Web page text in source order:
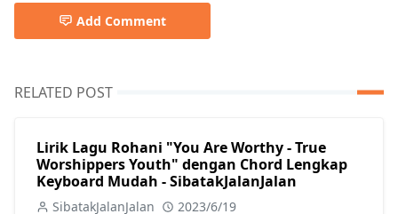
Add Comment
RELATED POST
Lirik Lagu Rohani "You Are Worthy - True
Worshippers Youth" dengan Chord Lengkap
Keyboard Mudah - SibatakJalanJalan
SibatakJalanJalan 2023/6/19